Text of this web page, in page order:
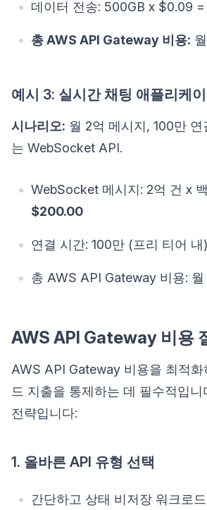
데이터 전송: 500GB x $0.09 =
총 AWS API Gateway 비용:
예시 3: 실시간 채팅 애플리케
시나리오: 월 2억 메시지, 100만
는 WebSocket API.
WebSocket 메시지: 2억 건 x
$200.00
연결 시간: 100만 (프리 티어 내
총 AWS API Gateway 비용:
AWS API Gateway 비용
AWS API Gateway 비용을 최적화
드 지출을 통제하는 데 필수적입니
전략입니다:
1. 올바른 API 유형 선택
간단하고 상태 비저장 워크로